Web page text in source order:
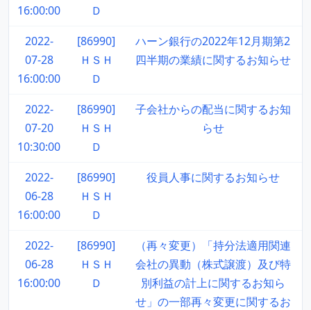
16:00:00
Ｄ
2022-
07-28
16:00:00
[86990]
ＨＳＨ
Ｄ
ハーン銀行の2022年12月期第2
四半期の業績に関するお知らせ
2022-
07-20
10:30:00
[86990]
ＨＳＨ
Ｄ
子会社からの配当に関するお知
らせ
2022-
06-28
16:00:00
[86990]
ＨＳＨ
Ｄ
役員人事に関するお知らせ
2022-
06-28
16:00:00
[86990]
ＨＳＨ
Ｄ
（再々変更）「持分法適用関連
会社の異動（株式譲渡）及び特
別利益の計上に関するお知ら
せ」の一部再々変更に関するお